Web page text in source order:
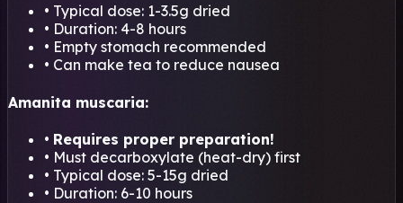
• Typical dose: 1-3.5g dried
• Duration: 4-8 hours
• Empty stomach recommended
• Can make tea to reduce nausea
Amanita muscaria:
• Requires proper preparation!
• Must decarboxylate (heat-dry) first
• Typical dose: 5-15g dried
• Duration: 6-10 hours